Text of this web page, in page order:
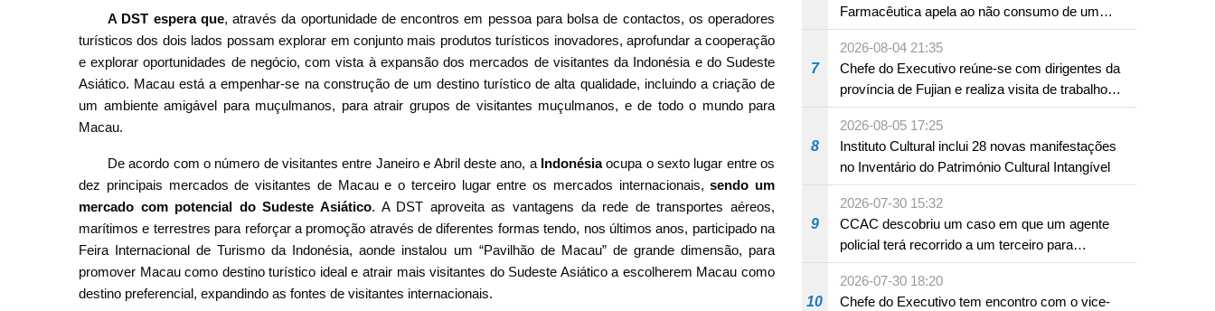
A DST espera que, através da oportunidade de encontros em pessoa para bolsa de contactos, os operadores
turísticos dos dois lados possam explorar em conjunto mais produtos turísticos inovadores, aprofundar a cooperação
e explorar oportunidades de negócio, com vista à expansão dos mercados de visitantes da Indonésia e do Sudeste
Asiático. Macau está a empenhar-se na construção de um destino turístico de alta qualidade, incluindo a criação de
um ambiente amigável para muçulmanos, para atrair grupos de visitantes muçulmanos, e de todo o mundo para
Macau.
De acordo com o número de visitantes entre Janeiro e Abril deste ano, a Indonésiaocupa o sexto lugar entre os
dez principais mercados de visitantes de Macau e o terceiro lugar entre os mercados internacionais,sendo um
mercado com potencial do Sudeste Asiático. A DST aproveita as vantagens da rede de transportes aéreos,
marítimos e terrestres para reforçar a promoção através de diferentes formas tendo, nos últimos anos, participado na
Feira Internacional de Turismo da Indonésia, aonde instalou um “Pavilhão de Macau” de grande dimensão, para
promover Macau como destino turístico ideal e atrair mais visitantes do Sudeste Asiático a escolherem Macau como
destino preferencial, expandindo as fontes de visitantes internacionais.
Farmacêutica apela ao não consumo de um
produto com substâncias medicamentosas
ocidentais
7
2026-08-04 21:35
Chefe do Executivo reúne-se com dirigentes da
província de Fujian e realiza visita de trabalho
em Fuzhou
8
2026-08-05 17:25
Instituto Cultural inclui 28 novas manifestações
no Inventário do Património Cultural Intangível
9
2026-07-30 15:32
CCAC descobriu um caso em que um agente
policial terá recorrido a um terceiro para
assumir por si a culpa na sequência de uma
infracção rodoviária
10
2026-07-30 18:20
Chefe do Executivo tem encontro com o vice-